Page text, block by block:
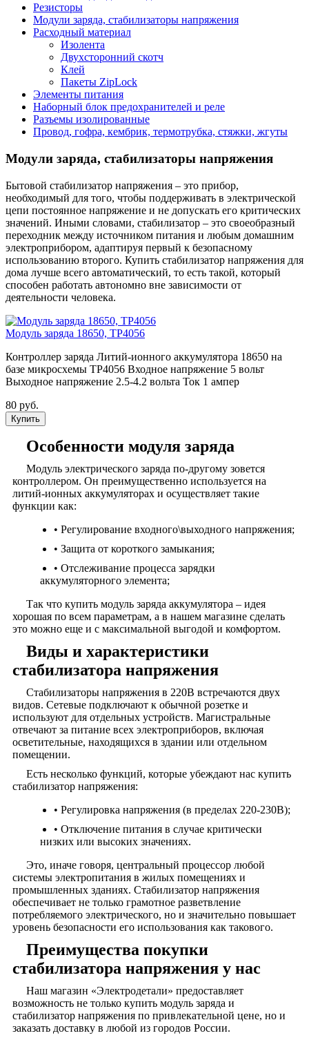
Резисторы
Модули заряда, стабилизаторы напряжения
Расходный материал
Изолента
Двухсторонний скотч
Клей
Пакеты ZipLock
Элементы питания
Наборный блок предохранителей и реле
Разъемы изолированные
Провод, гофра, кембрик, термотрубка, стяжки, жгуты
Модули заряда, стабилизаторы напряжения
Бытовой стабилизатор напряжения – это прибор,
необходимый для того, чтобы поддерживать в электрической
цепи постоянное напряжение и не допускать его критических
значений. Иными словами, стабилизатор – это своеобразный
переходник между источником питания и любым домашним
электроприбором, адаптируя первый к безопасному
использованию второго. Купить стабилизатор напряжения для
дома лучше всего автоматический, то есть такой, который
способен работать автономно вне зависимости от
деятельности человека.
Модуль заряда 18650, TP4056
Контроллер заряда Литий-ионного аккумулятора 18650 на
базе микросхемы TP4056 Входное напряжение 5 вольт
Выходное напряжение 2.5-4.2 вольта Ток 1 ампер
80 руб.
Купить
Особенности модуля заряда
Модуль электрического заряда по-другому зовется
контроллером. Он преимущественно используется на
литий-ионных аккумуляторах и осуществляет такие
функции как:
• Регулирование входного\выходного напряжения;
• Защита от короткого замыкания;
• Отслеживание процесса зарядки
аккумуляторного элемента;
Так что купить модуль заряда аккумулятора – идея
хорошая по всем параметрам, а в нашем магазине сделать
это можно еще и с максимальной выгодой и комфортом.
Виды и характеристики
стабилизатора напряжения
Стабилизаторы напряжения в 220В встречаются двух
видов. Сетевые подключают к обычной розетке и
используют для отдельных устройств. Магистральные
отвечают за питание всех электроприборов, включая
осветительные, находящихся в здании или отдельном
помещении.
Есть несколько функций, которые убеждают нас купить
стабилизатор напряжения:
• Регулировка напряжения (в пределах 220-230В);
• Отключение питания в случае критически
низких или высоких значениях.
Это, иначе говоря, центральный процессор любой
системы электропитания в жилых помещениях и
промышленных зданиях. Стабилизатор напряжения
обеспечивает не только грамотное разветвление
потребляемого электрического, но и значительно повышает
уровень безопасности его использования как такового.
Преимущества покупки
стабилизатора напряжения у нас
Наш магазин «Электродетали» предоставляет
возможность не только купить модуль заряда и
стабилизатор напряжения по привлекательной цене, но и
заказать доставку в любой из городов России.